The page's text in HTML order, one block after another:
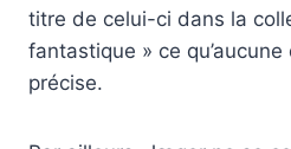
titre de celui-ci dans la
fantastique » ce
précise.